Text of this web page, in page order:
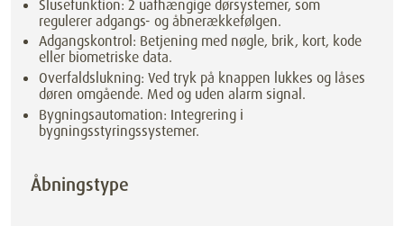
Slusefunktion: 2 uafhængige dørsystemer, som
regulerer adgangs- og åbnerækkefølgen.
Adgangskontrol: Betjening med nøgle, brik, kort, kode
eller biometriske data.
Overfaldslukning: Ved tryk på knappen lukkes og låses
døren omgående. Med og uden alarm signal.
Bygningsautomation: Integrering i
bygningsstyringssystemer.
Åbningstype